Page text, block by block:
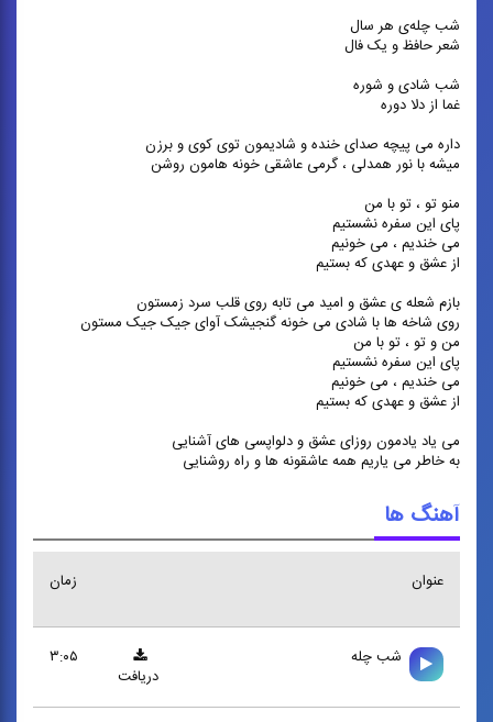
شب چله‌ی هر سال
شعر حافظ و یک فال
شب شادی و شوره
غما از دلا دوره
داره می پیچه صدای خنده و شادیمون توی کوی و برزن
میشه با نور همدلی ، گرمی عاشقی خونه هامون روشن
منو تو ، تو با من
پای این سفره نشستیم
می خندیم ، می خونیم
از عشق و عهدی که بستیم
بازم شعله ی عشق و امید می تابه روی قلب سرد زمستون
روی شاخه ‌ها با شادی می خونه گنجیشک آوای جیک جیک مستون
من و تو ، تو با من
پای این سفره نشستیم
می خندیم ، می خونیم
از عشق و عهدی که بستیم
می یاد یادمون روزای عشق و دلواپسی های آشنایی
به خاطر می یاریم همه عاشقونه ها و راه روشنایی
آهنگ ها
عنوان زمان
شب چله
۳:۰۵
دریافت